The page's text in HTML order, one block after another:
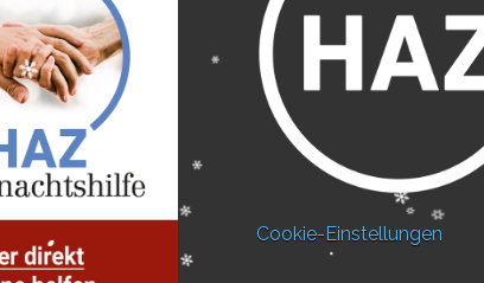
Cookie-Einstellungen